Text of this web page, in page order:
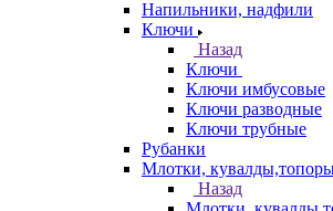
Напильники, надфили
Ключи
Назад
Ключи
Ключи имбусовые
Ключи разводные
Ключи трубные
Рубанки
Млотки,
Назад